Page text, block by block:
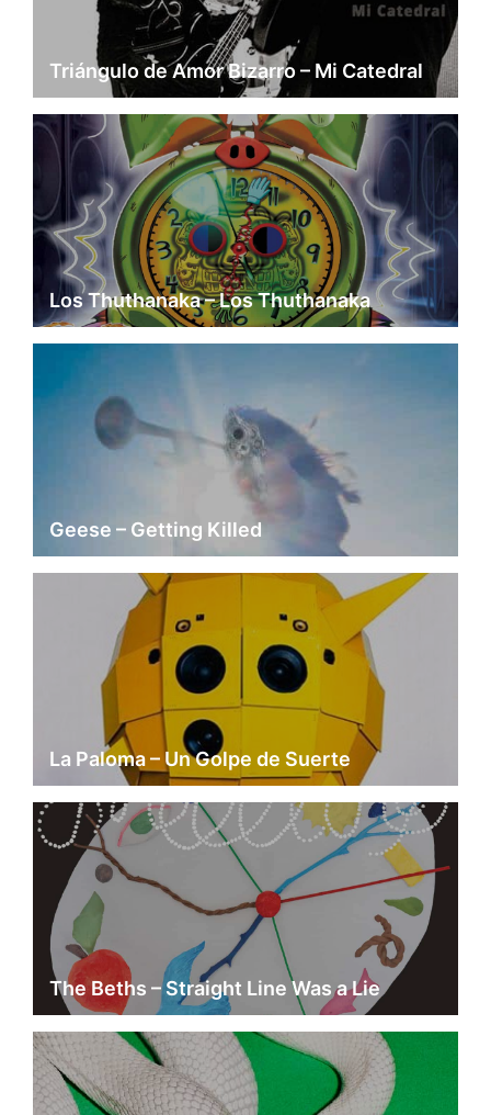
Triángulo de Amor Bizarro – Mi Catedral
Los Thuthanaka – Los Thuthanaka
Geese – Getting Killed
La Paloma – Un Golpe de Suerte
The Beths – Straight Line Was a Lie